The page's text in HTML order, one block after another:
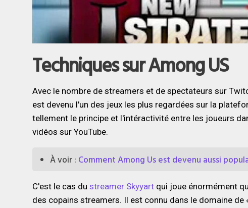
Techniques sur Among US
Avec le nombre de streamers et de spectateurs sur
est devenu l'un des jeux les plus regardées sur la
tellement le principe et l'intéractivité entre les joueurs
vidéos sur YouTube.
À voir : Comment Among Us est devenu aussi
C'est le cas du streamer Skyyart qui joue énormément
des copains streamers. Il est connu dans le domaine de